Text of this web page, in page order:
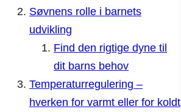
Søvnens rolle i barnets
udvikling
Find den rigtige dyne til
dit barns behov
Temperaturregulering –
hverken for varmt eller for koldt